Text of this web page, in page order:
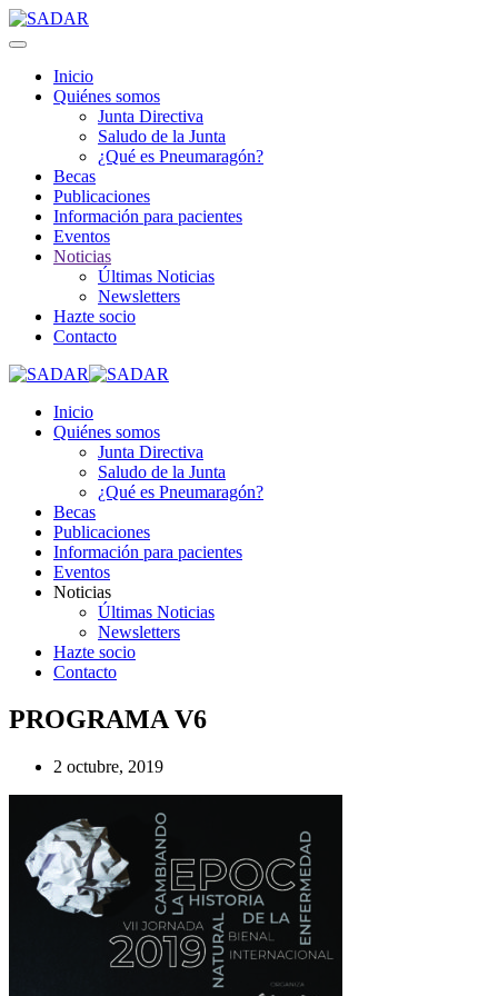
Inicio
Quiénes somos
Junta Directiva
Saludo de la Junta
¿Qué es Pneumaragón?
Becas
Publicaciones
Información para pacientes
Eventos
Noticias
Últimas Noticias
Newsletters
Hazte socio
Contacto
Inicio
Quiénes somos
Junta Directiva
Saludo de la Junta
¿Qué es Pneumaragón?
Becas
Publicaciones
Información para pacientes
Eventos
Noticias
Últimas Noticias
Newsletters
Hazte socio
Contacto
PROGRAMA V6
2 octubre, 2019